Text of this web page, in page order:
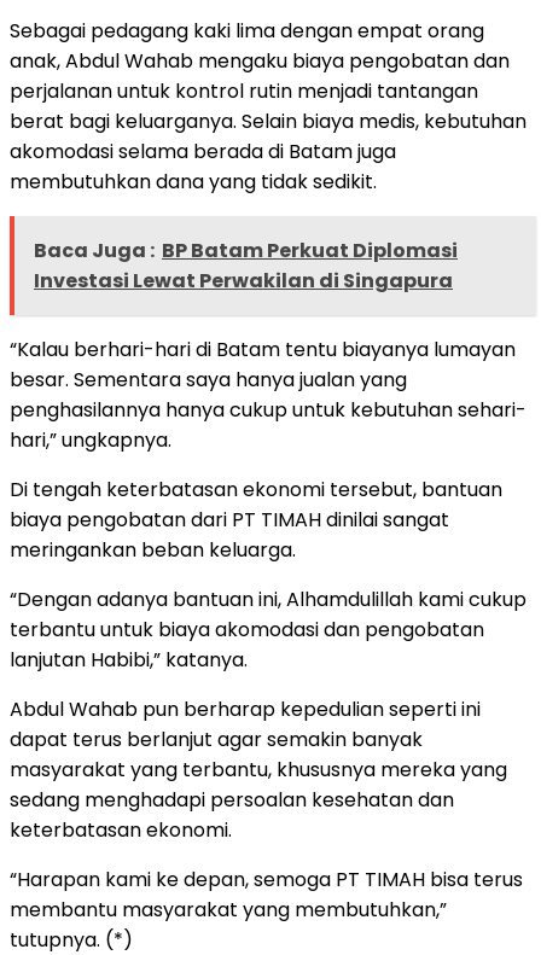
Sebagai pedagang kaki lima dengan empat orang
anak, Abdul Wahab mengaku biaya pengobatan dan
perjalanan untuk kontrol rutin menjadi tantangan
berat bagi keluarganya. Selain biaya medis, kebutuhan
akomodasi selama berada di Batam juga
membutuhkan dana yang tidak sedikit.
Baca Juga : BP Batam Perkuat Diplomasi
Investasi Lewat Perwakilan di Singapura
“Kalau berhari-hari di Batam tentu biayanya lumayan
besar. Sementara saya hanya jualan yang
penghasilannya hanya cukup untuk kebutuhan sehari-
hari,” ungkapnya.
Di tengah keterbatasan ekonomi tersebut, bantuan
biaya pengobatan dari PT TIMAH dinilai sangat
meringankan beban keluarga.
“Dengan adanya bantuan ini, Alhamdulillah kami cukup
terbantu untuk biaya akomodasi dan pengobatan
lanjutan Habibi,” katanya.
Abdul Wahab pun berharap kepedulian seperti ini
dapat terus berlanjut agar semakin banyak
masyarakat yang terbantu, khususnya mereka yang
sedang menghadapi persoalan kesehatan dan
keterbatasan ekonomi.
“Harapan kami ke depan, semoga PT TIMAH bisa terus
membantu masyarakat yang membutuhkan,”
tutupnya. (*)